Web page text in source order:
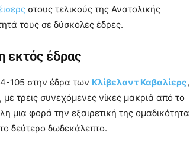
στους τελικούς της Ανατολικής
τους σε δύσκολες έδρες.
εκτός έδρας
105 στην έδρα των Κλίβελαντ Καβαλίερς,
τρεις συνεχόμενες νίκες μακριά από το
μια φορά την εξαιρετική της ομαδικότητα
δεύτερο δωδεκάλεπτο.